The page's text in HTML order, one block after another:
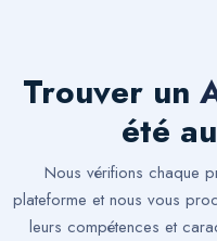
Trouver un
été
Nous vérifions chaque
plateforme et nous vous
leurs compétences et